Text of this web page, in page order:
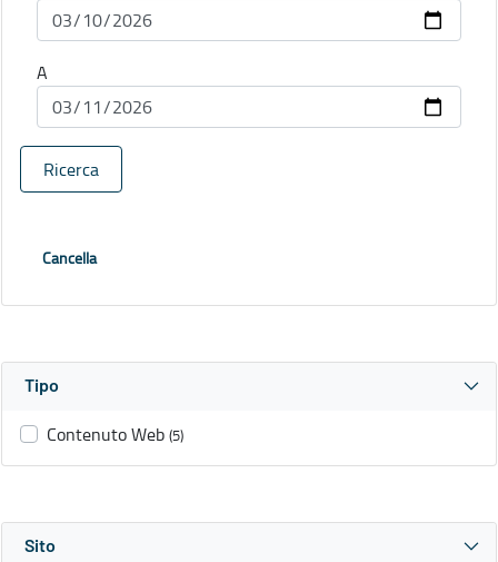
A
Ricerca
Cancella
Tipo
Contenuto Web (5)
Sito